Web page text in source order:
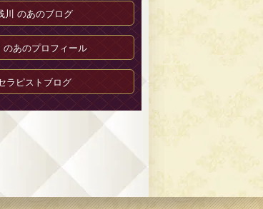
川 のあのブログ
のあのプロフィール
ラピストブログ